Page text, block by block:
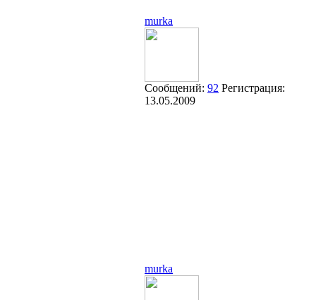
murka
Сообщений: 92 Регистрация:
13.05.2009
murka